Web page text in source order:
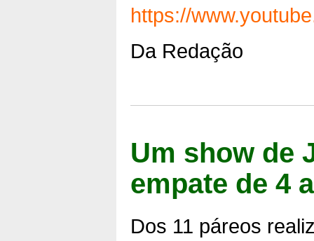
https://
Da Redação
Um show de
empate de 4
Dos 11 páreos